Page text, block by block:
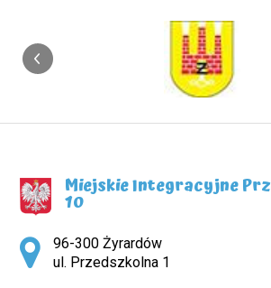
Miejskie Integracyjne
10
Adres pocztowy:
96-300 Żyrardów
ul. Przedszkolna 1